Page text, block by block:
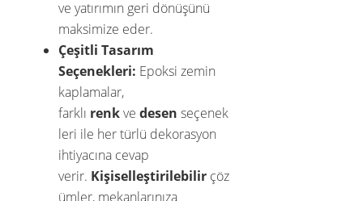
ve yatırımın geri dönüşünü
maksimize eder.
Çeşitli Tasarım
Seçenekleri: Epoksi zemin
kaplamalar,
farklı renkvedesen seçenek
leri ile her türlü dekorasyon
ihtiyacına cevap
verir. Kişiselleştirilebilir çöz
ümler, mekanlarınıza